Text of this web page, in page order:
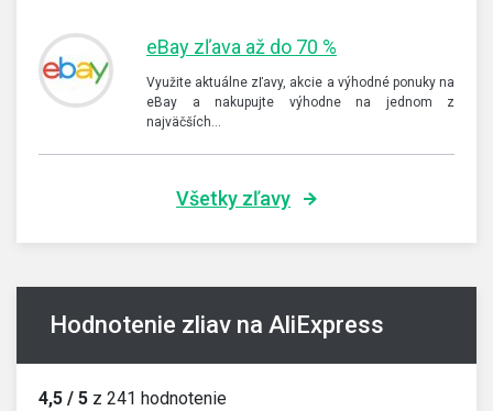
eBay zľava až do 70 %
Využite aktuálne zľavy, akcie a výhodné ponuky na
eBay a nakupujte výhodne na jednom z
najväčších…
Všetky zľavy
Hodnotenie zliav na AliExpress
4,5 / 5 z 241 hodnotenie